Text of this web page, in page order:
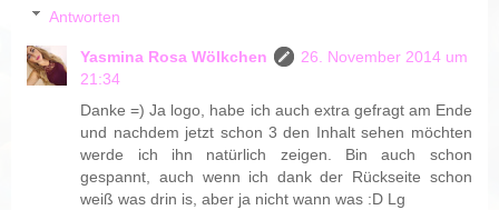
Antworten
Yasmina Rosa Wölkchen
26. November 2014 um
21:34
Danke =) Ja logo, habe ich auch extra gefragt am Ende
und nachdem jetzt schon 3 den Inhalt sehen möchten
werde ich ihn natürlich zeigen. Bin auch schon
gespannt, auch wenn ich dank der Rückseite schon
weiß was drin is, aber ja nicht wann was :D Lg